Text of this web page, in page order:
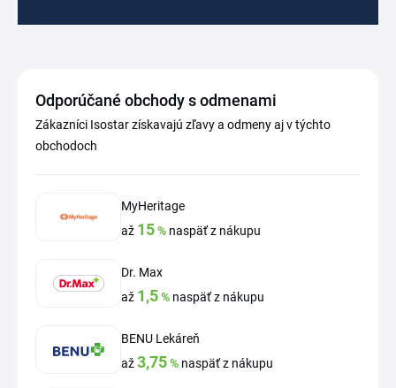
Odporúčané obchody s odmenami
Zákazníci Isostar získavajú zľavy a odmeny aj v týchto
obchodoch
MyHeritage
až 15% naspäť z nákupu
Dr. Max
až 1,5% naspäť z nákupu
BENU Lekáreň
až3,75% naspäť z nákupu